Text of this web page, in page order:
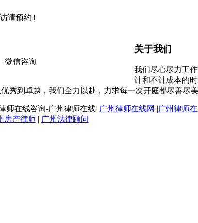
请预约 !
微信咨询
关于我们
我们尽心尽力工
计和不计成本的
秀到卓越，我们全力以赴，力求每一次开庭都尽善尽美
师在线咨询-广州律师在线 广州律师在线网 |广州律师
房产律师| 广州法律顾问